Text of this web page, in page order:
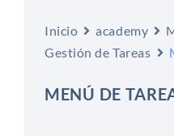
Inicio academy
Gestión de Tareas
MENÚ DE